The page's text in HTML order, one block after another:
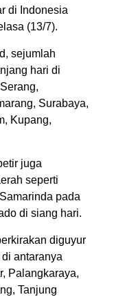
di Indonesia
(13/7).
sejumlah
hari di
Surabaya,
Kupang,
juga
seperti
pada
di siang hari.
diguyur
antaranya
Palangkaraya,
Tanjung